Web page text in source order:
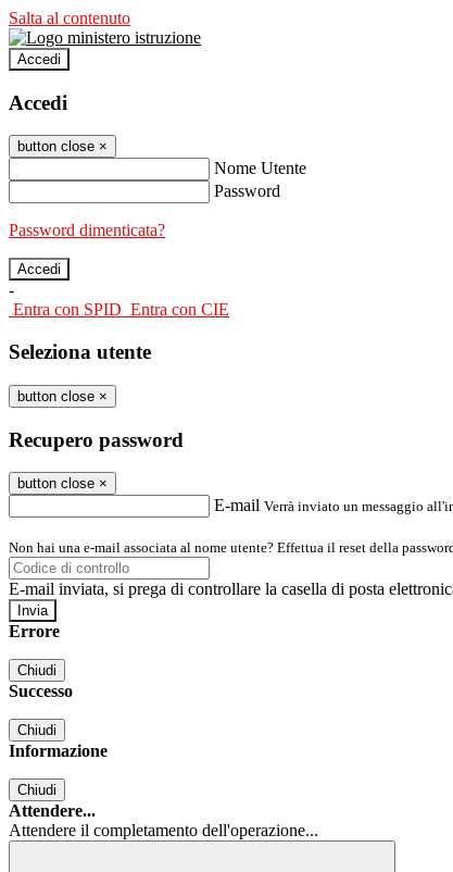
Salta al contenuto
Accedi
Accedi
button close ×
Nome Utente
Password
Password dimenticata?
-
Entra con SPID Entra con CIE
Seleziona utente
button close ×
Recupero password
button close ×
E-mail Verrà inviato un messaggio
Non hai una e-mail associata al nome utente? Effettua il reset della
E-mail inviata, si prega di controllare la casella di posta
Errore
Chiudi
Successo
Chiudi
Informazione
Chiudi
Attendere...
Attendere il completamento dell'operazione...